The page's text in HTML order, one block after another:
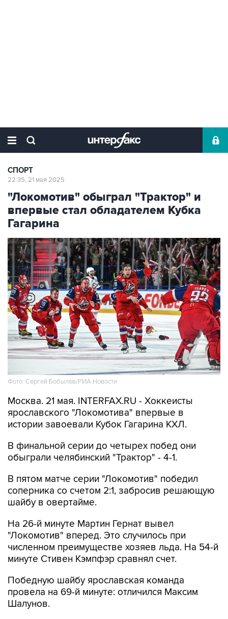
СПОРТ
22:35, 21 мая 2025
"Локомотив" обыграл "Трактор" и
впервые стал обладателем Кубка
Гагарина
Фото: Сергей Бобылев/РИА Новости
Москва. 21 мая. INTERFAX.RU - Хоккеисты
ярославского "Локомотива" впервые в
истории завоевали Кубок Гагарина КХЛ.
В финальной серии до четырех побед они
обыграли челябинский "Трактор" - 4-1.
В пятом матче серии "Локомотив" победил
соперника со счетом 2:1, забросив решающую
шайбу в овертайме.
На 26-й минуте Мартин Гернат вывел
"Локомотив" вперед. Это случилось при
численном преимуществе хозяев льда. На 54-й
минуте Стивен Кэмпфэр сравнял счет.
Победную шайбу ярославская команда
провела на 69-й минуте: отличился Максим
Шалунов.